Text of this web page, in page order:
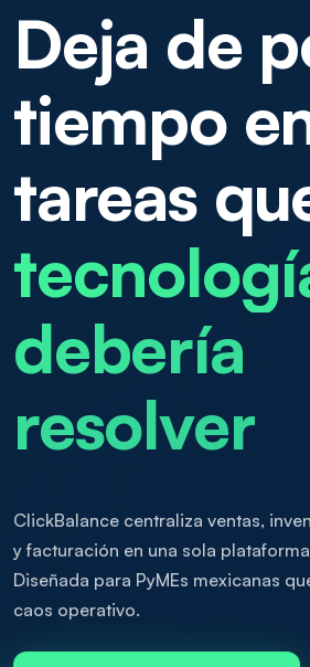
Deja de
tiempo
tareas
debería
resolver
ClickBalance centraliza ventas,
y facturación en una sola
Diseñada para PyMEs mexicanas
caos operativo.